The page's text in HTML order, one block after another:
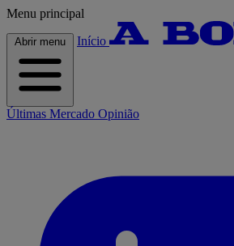
Menu principal
Abrir menu Início
Últimas Mercado Opinião